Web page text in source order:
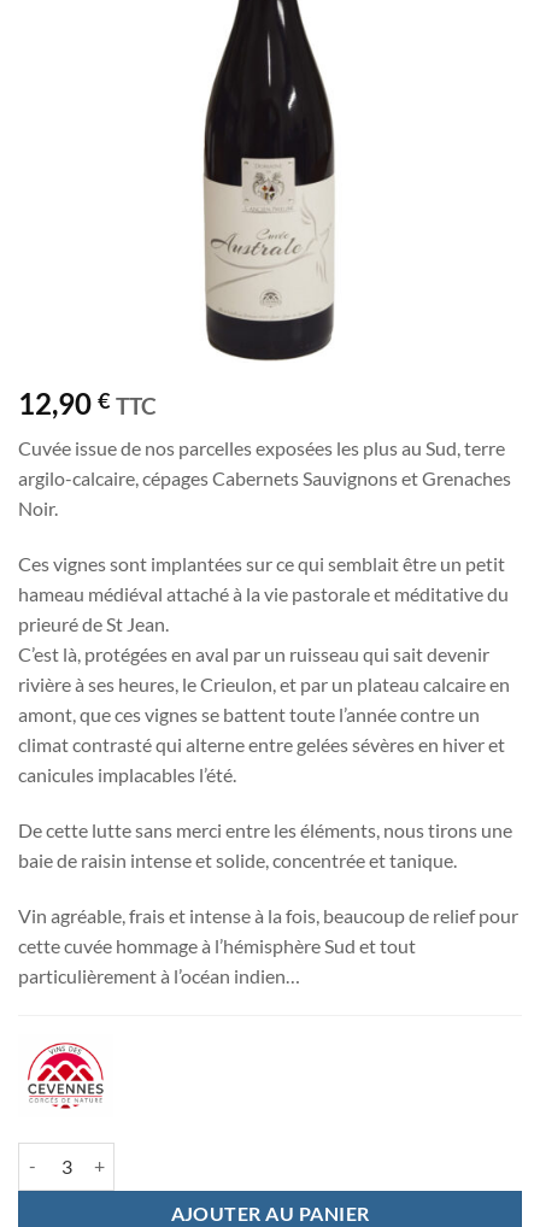
12,90 € TTC
Cuvée issue de nos parcelles exposées les plus au Sud, terre
argilo-calcaire, cépages Cabernets Sauvignons et Grenaches
Noir.
Ces vignes sont implantées sur ce qui semblait être un petit
hameau médiéval attaché à la vie pastorale et méditative du
prieuré de St Jean.
C’est là, protégées en aval par un ruisseau qui sait devenir
rivière à ses heures, le Crieulon, et par un plateau calcaire en
amont, que ces vignes se battent toute l’année contre un
climat contrasté qui alterne entre gelées sévères en hiver et
canicules implacables l’été.
De cette lutte sans merci entre les éléments, nous tirons une
baie de raisin intense et solide, concentrée et tanique.
Vin agréable, frais et intense à la fois, beaucoup de relief pour
cette cuvée hommage à l’hémisphère Sud et tout
particulièrement à l’océan indien…
AJOUTER AU PANIER